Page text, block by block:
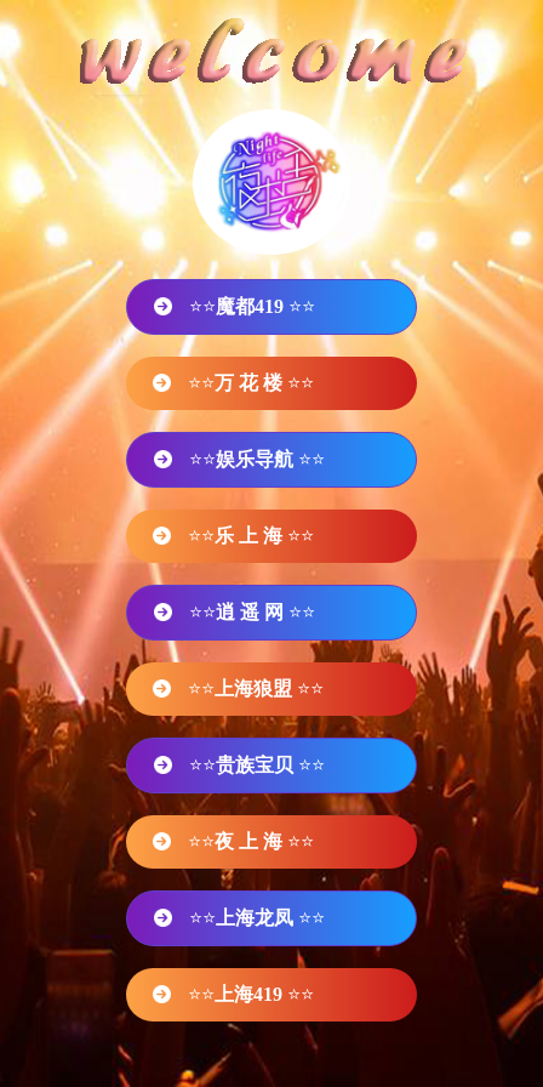
⭐⭐魔都419 ⭐⭐
⭐⭐万 花 楼 ⭐⭐
⭐⭐娱乐导航 ⭐⭐
⭐⭐乐 上 海 ⭐⭐
⭐⭐逍 遥 网 ⭐⭐
⭐⭐ 上海狼盟 ⭐⭐
⭐⭐贵族宝贝 ⭐⭐
⭐⭐夜 上 海 ⭐⭐
⭐⭐ 上海龙凤 ⭐⭐
⭐⭐ 上海419 ⭐⭐